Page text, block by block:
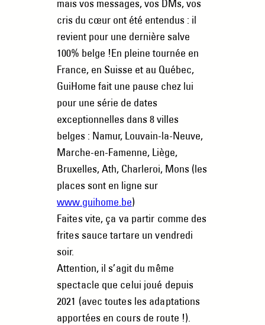
mais vos messages, vos DMs, vos
cris du cœur ont été entendus : il
revient pour une dernière salve
100% belge !En pleine tournée en
France, en Suisse et au Québec,
GuiHome fait une pause chez lui
pour une série de dates
exceptionnelles dans 8 villes
belges : Namur, Louvain-la-Neuve,
Marche-en-Famenne, Liège,
Bruxelles, Ath, Charleroi, Mons (les
places sont en ligne sur
www.guihome.be)
Faites vite, ça va partir comme des
frites sauce tartare un vendredi
soir.
Attention, il s’agit du même
spectacle que celui joué depuis
2021 (avec toutes les adaptations
apportées en cours de route !).